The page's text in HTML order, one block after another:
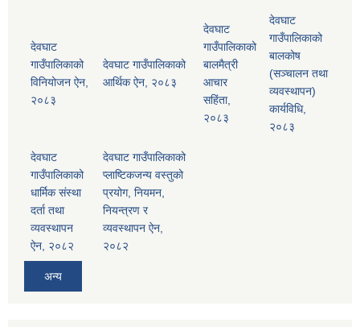
देवघाट
गाउँपालिकाको
विनियोजन ऐन,
२०८३
देवघाट गाउँपालिकाको
आर्थिक ऐन, २०८३
देवघाट
गाउँपालिकाको
बालमैत्री
आचार
सहिंता,
२०८३
देवघाट
गाउँपालिकाको
बालकोष
(सञ्चालन तथा
व्यवस्थापन)
कार्यविधि,
२०८३
देवघाट
गाउँपालिकाको
धार्मिक संस्था
दर्ता तथा
व्यवस्थापन
ऐन, २०८२
देवघाट गाउँपालिकाको
प्लाष्टिकजन्य वस्तुको
प्रयोग, नियमन,
नियन्त्रण र
व्यवस्थापन ऐन,
२०८२
अन्य